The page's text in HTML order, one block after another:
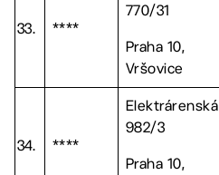
33. ****
770/31
Praha 10,
Vršovice
34. ****
Elektrárenská
982/3
Praha 10,